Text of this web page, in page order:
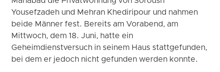
Yousefzadeh und Mehran Khediripour und nahmen
beide Männer fest. Bereits am Vorabend, am
Mittwoch, dem 18. Juni, hatte ein
Geheimdienstversuch in seinem Haus stattgefunden,
bei dem er jedoch nicht gefunden werden konnte.